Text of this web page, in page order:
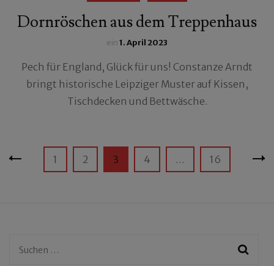
Dornröschen aus dem Treppenhaus
ein1. April 2023
Pech für England, Glück für uns! Constanze Arndt
bringt historische Leipziger Muster auf Kissen,
Tischdecken und Bettwäsche.
Seitennummerierung
Seite
1 Seite
2 Seite
3 Seite
4 … Seite
16
Suchen